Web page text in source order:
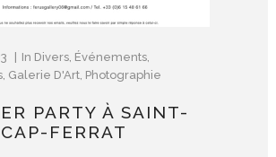
In Divers Événements
Galerie D'Art Photographie
PARTY À SAINT-
FERRAT